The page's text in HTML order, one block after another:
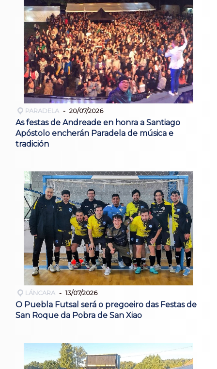
PARADELA 20/07/2026
As festas de Andreade en honra a Santiago
Apóstolo encherán Paradela de música e
tradición
LÁNCARA 13/07/2026
O Puebla Futsal será o pregoeiro das Festas de
San Roque da Pobra de San Xiao